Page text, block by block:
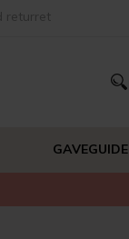
GAVEGUIDE